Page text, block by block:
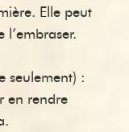
Elle peut
l’embraser.
seulement) :
en rendre